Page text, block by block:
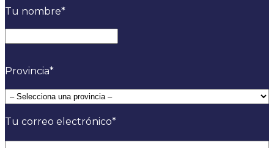
Tu nombre*
Provincia*
Tu correo electrónico*